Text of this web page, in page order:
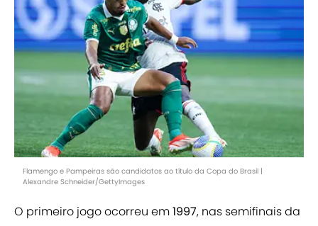
Flamengo e Pampeiras são candidatos ao título da Copa do Brasil |
Alexandre Schneider/GettyImages
O primeiro jogo ocorreu em1997, nas semifinais da